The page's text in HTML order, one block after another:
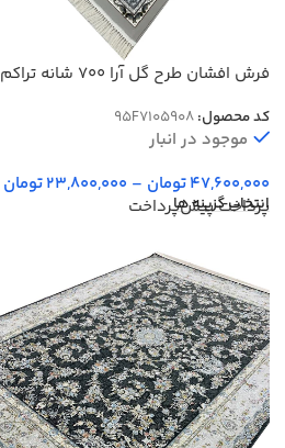
فرش افشان طرح گل آرا 700 شانه تراکم
کد محصول:95F7105908
موجود در انبار
47,600,000تومان –
23,800,000تومان
انتخاب گزینه ها
پرداخت پیش‌پرداخت